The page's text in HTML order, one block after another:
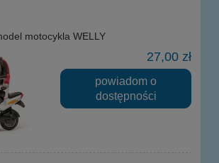
motocykla WELLY
27,00 zł
powiadom o
dostępności